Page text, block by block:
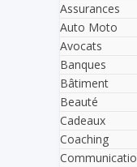
Assurances
Auto Moto
Avocats
Banques
Bâtiment
Beauté
Cadeaux
Coaching